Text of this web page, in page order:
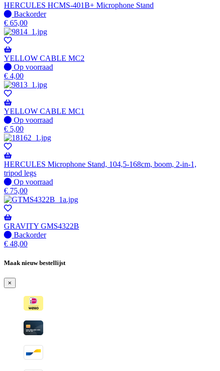
HERCULES HCMS-401B+ Microphone Stand
Niet
op
voorraad
-
Wordt
verzonden
wanneer
beschikbaar
Backorder
€ 65,00
YELLOW CABLE MC2
Op
voorraad
Op voorraad
€ 4,00
YELLOW CABLE MC1
Op
voorraad
Op voorraad
€ 5,00
HERCULES Microphone Stand, 104,5-168cm, boom, 2-in-1,
tripod legs
Op
voorraad
Op voorraad
€ 75,00
GRAVITY GMS4322B
Niet
op
-
verzonden
wanneer
beschikbaar
Backorder
€ 48,00
Maak nieuw bestellijst
×